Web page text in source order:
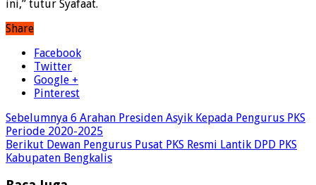
ini,” tutur Syafaat.
Share
Facebook
Twitter
Google +
Pinterest
Sebelumnya 6 Arahan Presiden Asyik Kepada Pengurus PKS
Periode 2020-2025
Berikut Dewan Pengurus Pusat PKS Resmi Lantik DPD PKS
Kabupaten Bengkalis